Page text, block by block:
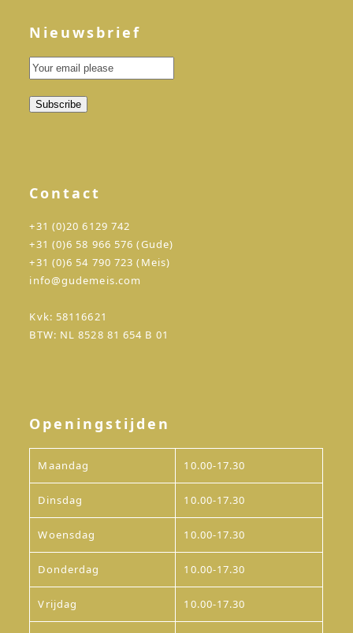
Nieuwsbrief
Contact
+31 (0)20 6129 742
+31 (0)6 58 966 576 (Gude)
+31 (0)6 54 790 723 (Meis)
info@gudemeis.com
Kvk: 58116621
BTW: NL 8528 81 654 B 01
Openingstijden
Maandag 10.00-17.30
Dinsdag 10.00-17.30
Woensdag 10.00-17.30
Donderdag 10.00-17.30
Vrijdag 10.00-17.30